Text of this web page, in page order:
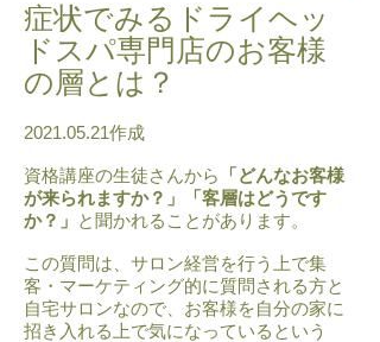
症状でみるドライヘッ
ドスパ専門店のお客様
の層とは？
2021.05.21作成
資格講座の生徒さんから
「どんなお客様
が来られますか？」「客層はどうです
か？」 と聞かれることがあります。
この質問は、サロン経営を行う上で集
客・マーケティング的に質問される方と
自宅サロンなので、お客様を自分の家に
招き入れる上で気になっているという